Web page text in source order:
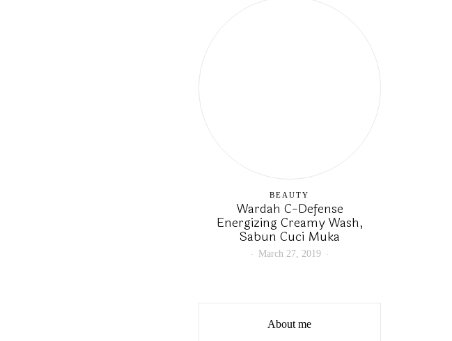
BEAUTY
Wardah C-Defense
Energizing Creamy Wash,
Sabun Cuci Muka
March 27, 2019
About me